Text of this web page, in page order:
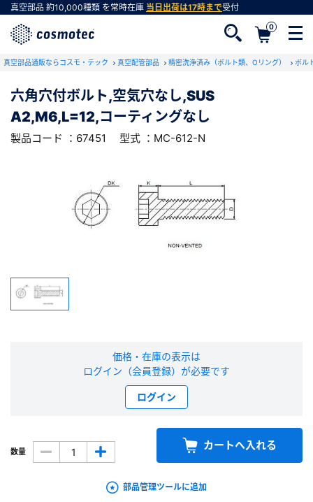
真空部品 約10,000種類 を常時在庫 当日出荷は17時まで受付
0
真空部品通販ならコスモ・テック 真空配管部品 精密洗浄済み（ボルト類、Oリング） ボル
六角穴付ボルト,空気穴なし,SUS
A2,M6,L=12,コーティングなし
製品コード ：67451 型式 ：MC-612-N
価格・在庫の表示は
ログイン（会員登録）が必要です
ログイン
数量 カートへ入れる
部品管理ツールに追加
RoHS2適合報告書のダウンロード
下記製品のRoHS2適合報告書のダウンロードをします。
六角穴付ボルト,空気穴なし,SUS
A2,M6,L=12,コーティングなし
型式 ：MC-612-N 製品コード ：67451
会社・学校・研究機関名 必須
会員登録がお済みでない方
会員登録をすれば、便利な機能がご利用いただけ
※新規会員登録をお申し込み頂いてから本登録となるまで、数日間かかる場合
があります。また当社の判断によりお断りする場合があります。
会員の方はこちら
※パスワードをお忘れの方は、